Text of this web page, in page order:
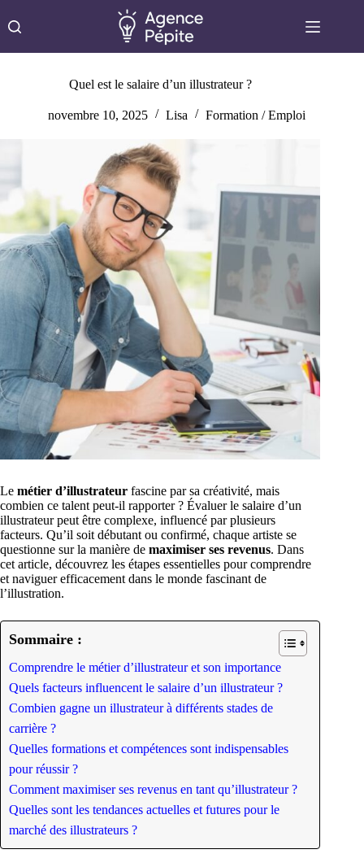
au
contenu
Quel est le salaire d’un illustrateur ?
novembre 10, 2025 Lisa Formation / Emploi
Le métier d’illustrateur fascine par sa créativité, mais
combien ce talent peut-il rapporter ? Évaluer le salaire d’un
illustrateur peut être complexe, influencé par plusieurs
facteurs. Qu’il soit débutant ou confirmé, chaque artiste se
questionne sur la manière de maximiser ses revenus. Dans
cet article, découvrez les étapes essentielles pour comprendre
et naviguer efficacement dans le monde fascinant de
l’illustration.
Sommaire :
Comprendre le métier d’illustrateur et son importance
Quels facteurs influencent le salaire d’un illustrateur ?
Combien gagne un illustrateur à différents stades de
carrière ?
Quelles formations et compétences sont indispensables
pour réussir ?
Comment maximiser ses revenus en tant qu’illustrateur ?
Quelles sont les tendances actuelles et futures pour le
marché des illustrateurs ?